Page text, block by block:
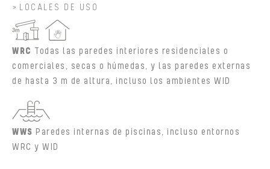
LOCALES DE USO
WRC Todas las paredes interiores residenciales o
comerciales, secas o húmedas, y las paredes externas
de hasta 3 m de altura, incluso los ambientes WID
WWS Paredes internas de piscinas, incluso entornos
WRC y WID